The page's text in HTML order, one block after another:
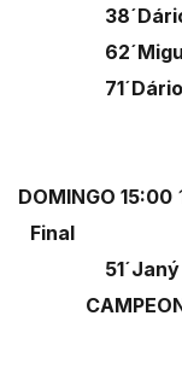
38´Dário
71´Dário
DOMINGO 15:00
Final
51´Janý
28ª